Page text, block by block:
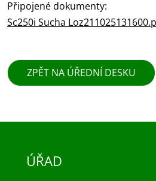
Připojené dokumenty:
Sc250i Sucha
ZPĚT NA ÚŘEDNÍ DESKU
ÚŘAD